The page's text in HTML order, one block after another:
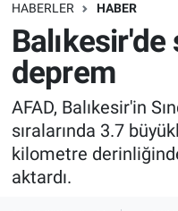
HABERLER HABER
Balıkesir'de
deprem
AFAD, Balıkesir'in
sıralarında 3.7
kilometre
aktardı.
Bilim turu
Doğa Konuşuyor
Dünya
Dünya
Sağlık
Spor
Trafik Durumu
Tüm Manşetler
Son Dakika